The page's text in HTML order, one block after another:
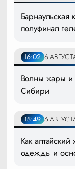
Барнаульская
полуфинал
16:02 6
Волны жары и
Сибири
15:49 6
Как
одежды и